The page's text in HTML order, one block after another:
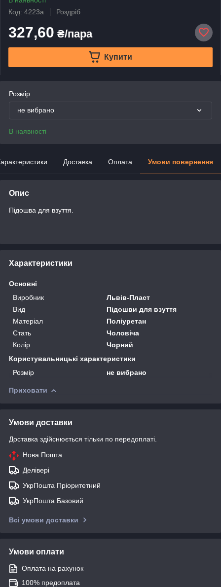
Код: 4223а
Роздріб
327,60 ₴/пара
Купити
Розмір
не вибрано
В наявності
Доставка Оплата Умови повернення
Опис
Підошва для взуття.
Характеристики
Основні
Виробник
Львів-Пласт
Вид
Підошви для взуття
Матеріал
Поліуретан
Стать
Чоловіча
Колір
Чорний
Користувальницькі характеристики
Розмір
не вибрано
Приховати
Умови доставки
Доставка здійснюється тільки по передоплаті.
Нова Пошта
Делівері
УкрПошта Пріоритетний
УкрПошта Базовий
Всі умови доставки
Умови оплати
Оплата на рахунок
100% предоплата